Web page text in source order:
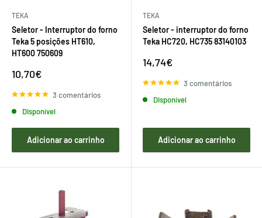
TEKA
Seletor - Interruptor do forno
Teka 5 posições HT610,
HT600 750609
Preço
venda
10,70€
3 comentários
Disponível
Adicionar ao carrinho
TEKA
Seletor - interruptor do forno
Teka HC720, HC735 83140103
Preço
venda
14,74€
3 comentários
Disponível
Adicionar ao carrinho